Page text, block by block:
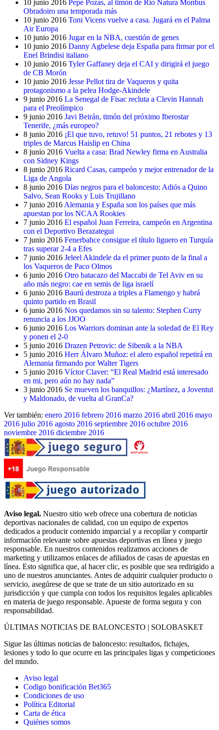
10 junio 2016 Pepe Pozas, al timón de Río Natura Monbus
Obradoiro una temporada más
10 junio 2016 Toni Vicens vuelve a casa. Jugará en el Palma
Air Europa
10 junio 2016 Jugar en la NBA, cuestión de genes
10 junio 2016 Danny Agbelese deja España para firmar por el
Enel Brindisi italiano
10 junio 2016 Tyler Gaffaney deja el CAI y dirigirá el juego
de CB Morón
10 junio 2016 Jesse Pellot tira de Vaqueros y quita
protagonismo a la pelea Hodge-Akindele
9 junio 2016 La Senegal de Fisac recluta a Clevin Hannah
para el Preolímpico
9 junio 2016 Javi Beirán, timón del próximo Iberostar
Tenerife, ¿más europeo?
8 junio 2016 ¡El que tuvo, retuvo! 51 puntos, 21 rebotes y 13
triples de Marcus Haislip en China
8 junio 2016 Vuelta a casa: Brad Newley firma en Australia
con Sidney Kings
8 junio 2016 Ricard Casas, campeón y mejor entrenador de la
Liga de Angola
8 junio 2016 Días negros para el baloncesto: Adiós a Quino
Salvo, Sean Rooks y Luis Trujillano
7 junio 2016 Alemania y España son los países que más
apuestan por los NCAA Rookies
7 junio 2016 El español Juan Ferreira, campeón en Argentina
con el Deportivo Berazategui
7 junio 2016 Fenerbahce consigue el título liguero en Turquía
tras superar 2-4 a Efes
7 junio 2016 Jeleel Akindele da el primer punto de la final a
los Vaqueros de Paco Olmos
6 junio 2016 Otro batacazo del Maccabi de Tel Aviv en su
año más negro: cae en semis de liga israelí
6 junio 2016 Baurú destroza a triples a Flamengo y habrá
quinto partido en Brasil
6 junio 2016 Nos quedamos sin su talento: Stephen Curry
renuncia a los JJOO
6 junio 2016 Los Warriors dominan ante la soledad de El Rey
y ponen el 2-0
5 junio 2016 Drazen Petrovic: de Sibenik a la NBA
5 junio 2016 Herr Álvaro Muñoz: el alero español repetirá en
Alemania firmando por Walter Tigers
5 junio 2016 Víctor Claver: “El Real Madrid está interesado
en mi, pero aún no hay nada”
3 junio 2016 Se mueven los banquillos: ¿Martínez, a Joventut
y Maldonado, de vuelta al GranCa?
Ver también: enero 2016 febrero 2016 marzo 2016 abril 2016 mayo
2016 julio 2016 agosto 2016 septiembre 2016 octubre 2016
noviembre 2016 diciembre 2016
Aviso legal. Nuestro sitio web ofrece una cobertura de noticias
deportivas nacionales de calidad, con un equipo de expertos
dedicados a producir contenido imparcial y a recopilar y compartir
información relevante sobre apuestas deportivas en línea y juego
responsable. En nuestros contenidos realizamos acciones de
marketing y utilizamos enlaces de afiliados de casas de apuestas en
línea. Esto significa que, al hacer clic, es posible que sea redirigido a
uno de nuestros anunciantes. Antes de adquirir cualquier producto o
servicio, asegúrese de que se trate de un sitio autorizado en su
jurisdicción y que cumpla con todos los requisitos legales aplicables
en materia de juego responsable. Apueste de forma segura y con
responsabilidad.
ÚLTIMAS NOTICIAS DE BALONCESTO | SOLOBASKET
Sigue las últimas noticias de baloncesto: resultados, fichajes,
lesiones y todo lo que ocurre en las principales ligas y competiciones
del mundo.
Aviso legal
Codigo bonificación Bet365
Condiciones de uso
Política Editorial
Carta de ética
Quiénes somos